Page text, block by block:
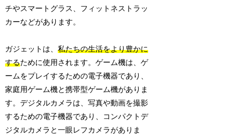
チやスマートグラス、フィットネストラッ
カーなどがあります。
ガジェットは、私たちの生活をより豊かに
するために使用されます。ゲーム機は、ゲ
ームをプレイするための電子機器であり、
家庭用ゲーム機と携帯型ゲーム機がありま
す。デジタルカメラは、写真や動画を撮影
するための電子機器であり、コンパクトデ
ジタルカメラと一眼レフカメラがありま